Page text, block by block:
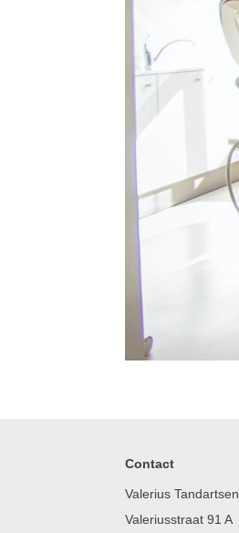
Contact
Valerius Tandartsen
Valeriusstraat 91 A